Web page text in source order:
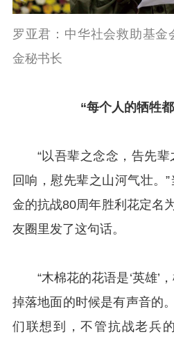
罗亚君：中华社会救助基金
金秘书长
“每个人的牺牲
“以吾辈之念念，告先
回响，慰先辈之山河气壮。
金的抗战80周年胜利花定名
友圈里发了这句话。
“木棉花的花语是‘英雄’
掉落地面的时候是有声音的
们联想到，不管抗战老兵